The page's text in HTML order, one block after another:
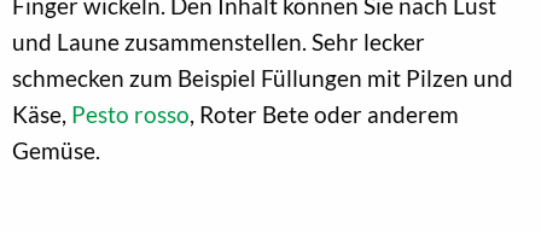
und Laune zusammenstellen. Sehr lecker
schmecken zum Beispiel Füllungen mit Pilzen und
Käse, Pesto rosso, Roter Bete oder anderem
Gemüse.